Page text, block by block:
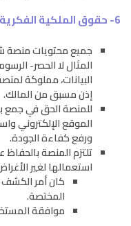
6- حقوق الملكية الفكرية وسرية المعلومات:
جميع محتويات
المثال لا الحصر-
البيانات، مملوكة
إذن مسبق من المالك.
للمنصة الحق في جمع
الموقع الإلكتروني
ورفع كفاءة الجودة.
تلتزم المنصة
استعمالها لغير
كان أمر الكشف
المختصة.
موافقة